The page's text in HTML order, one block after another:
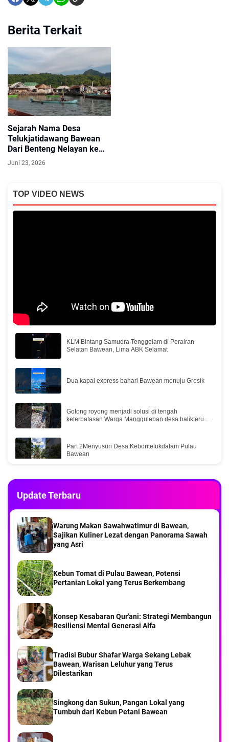
Berita Terkait
Sejarah Nama Desa
Telukjatidawang Bawean
Dari Benteng Nelayan ke
Desa Wisata
Juni 23, 2026
TOP VIDEO NEWS
KLM Bintang Samudra Tenggelam di Perairan
Selatan Bawean, Lima ABK Selamat
Dua kapal express bahari Bawean menuju Gresik
Gotong royong menjadi solusi di tengah
keterbatasan Warga Mangguleban desa balikterus
Part 2Menyusuri Desa Kebontelukdalam Pulau
Bawean
Part 1Menyusuri Desa Kebontelukdalam Pulau
di Pelabuhan Bawean
Pengasuh Ponpes Hasan Jufri Kiai Najahul Umam,
Turut Cari Ahmad Nizam Nelayan Bawean yang
Part 5 Menyusuri Desa Balikterus Pulau Bawean
Update Terbaru
Warung Makan Sawahwatimur di Bawean,
Sajikan Kuliner Lezat dengan Panorama Sawah
yang Asri
Kebun Tomat di Pulau Bawean, Potensi
Pertanian Lokal yang Terus Berkembang
Konsep Kesabaran Qur'ani: Strategi Membangun
Resiliensi Mental Generasi Alfa
Tradisi Bubur Shafar Warga Sekang Lebak
Bawean, Warisan Leluhur yang Terus
Dilestarikan
Singkong dan Sukun, Pangan Lokal yang
Tumbuh dari Kebun Petani Bawean